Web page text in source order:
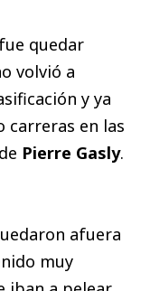
quedar
volvió a
y ya
carreras en las
Pierre Gasly.
afuera
muy